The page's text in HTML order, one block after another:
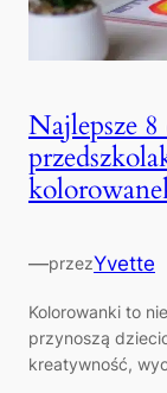
Najlepsze
—przezYvette
Kolorowanki to
przynoszą
kreatywność,